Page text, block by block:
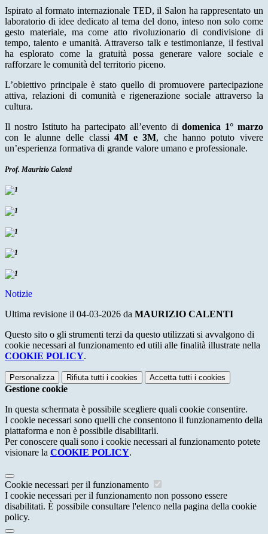
Ispirato al formato internazionale TED, il Salon ha rappresentato un
laboratorio di idee dedicato al tema del dono, inteso non solo come
gesto materiale, ma come atto rivoluzionario di condivisione di
tempo, talento e umanità. Attraverso talk e testimonianze, il festival
ha esplorato come la gratuità possa generare valore sociale e
rafforzare le comunità del territorio piceno.
L’obiettivo principale è stato quello di promuovere partecipazione
attiva, relazioni di comunità e rigenerazione sociale attraverso la
cultura.
Il nostro Istituto ha partecipato all’evento didomenica 1° marzo
con le alunne delle classi4M e 3M, che hanno potuto vivere
un’esperienza formativa di grande valore umano e professionale.
Prof. Maurizio Calenti
Notizie
Ultima revisione il 04-03-2026 da MAURIZIO CALENTI
Questo sito o gli strumenti terzi da questo utilizzati si avvalgono di
cookie necessari al funzionamento ed utili alle finalità illustrate nella
COOKIE POLICY.
Personalizza Rifiuta tutti i cookies Accetta tutti i cookies
Gestione cookie
In questa schermata è possibile scegliere quali cookie consentire.
I cookie necessari sono quelli che consentono il funzionamento della
piattaforma e non è possibile disabilitarli.
Per conoscere quali sono i cookie necessari al funzionamento potete
visionare la COOKIE POLICY.
Cookie necessari per il funzionamento
I cookie necessari per il funzionamento non possono essere
disabilitati. È possibile consultare l'elenco nella pagina della cookie
policy.